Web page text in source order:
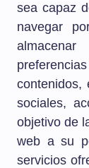
sea capaz
navegar
contenidos,
sociales,
objetivo de
web a su
servicios